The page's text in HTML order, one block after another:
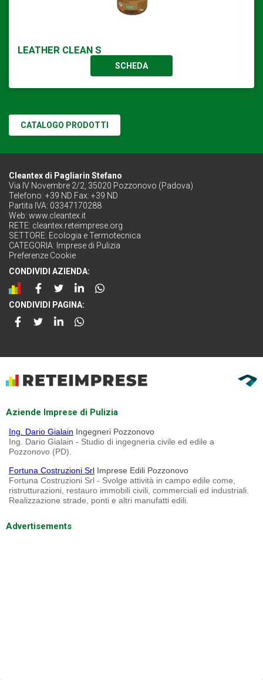
LEATHER CLEAN S
SCHEDA
CATALOGO PRODOTTI
Cleantex di Pagliarin Stefano
Via IV Novembre 2/2, 35020 Pozzonovo (Padova)
Telefono: +39 ND Fax: +39 ND
Partita IVA: 03347170288
Web: www.cleantex.it
RETE: cleantex.reteimprese.org
SETTORE: Ecologia e Termotecnica
CATEGORIA: Imprese di Pulizia
Preferenze Cookie
CONDIVIDI AZIENDA:
CONDIVIDI PAGINA:
Aziende Imprese di Pulizia
Ing. Dario Gialain Ingegneri Pozzonovo
Ing. Dario Gialain - Studio di ingegneria civile ed edile a
Pozzonovo (PD).
Fortuna Costruzioni Srl Imprese Edili Pozzonovo
Fortuna Costruzioni Srl - Svolge attività in campo edile come,
ristrutturazioni, restauro immobili civili, commerciali ed industriali.
Realizzazione strade, ponti e altri manufatti edili.
Advertisements